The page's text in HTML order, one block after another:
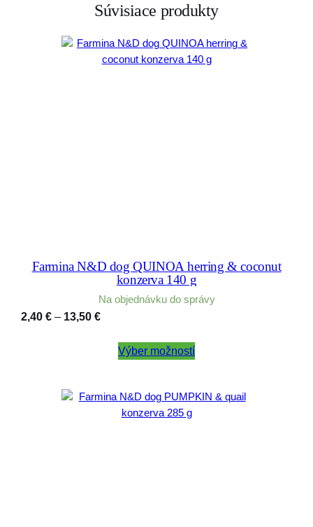
Súvisiace produkty
Farmina N&D dog QUINOA herring & coconut
konzerva 140 g
Na objednávku do správy
2,40 € – 13,50 €Price
2,40 €Výber možností